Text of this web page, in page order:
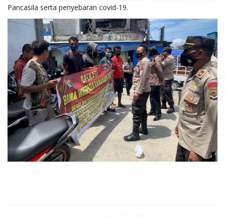
Pancasila serta penyebaran covid-19.